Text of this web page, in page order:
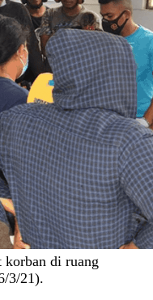
korban di ruang
3/21).